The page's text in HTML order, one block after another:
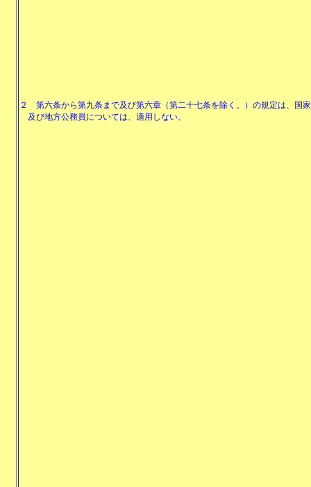
２
第六条から第九条まで及び第六章（第二十七条を除く。）の規定は、国
及び地方公務員については、適用しない。